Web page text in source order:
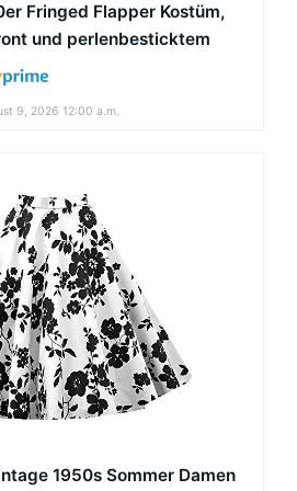
Fringed Flapper Kostüm,
und perlenbesticktem
9, 2026 12:00 a.m.
1950s Sommer Damen